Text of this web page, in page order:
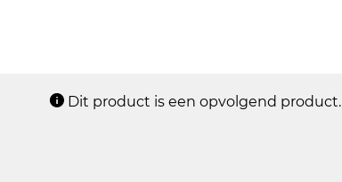
Dit product is een opvolgend product.